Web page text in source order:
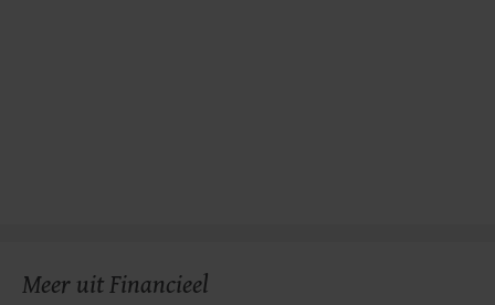
Meer uit Financieel